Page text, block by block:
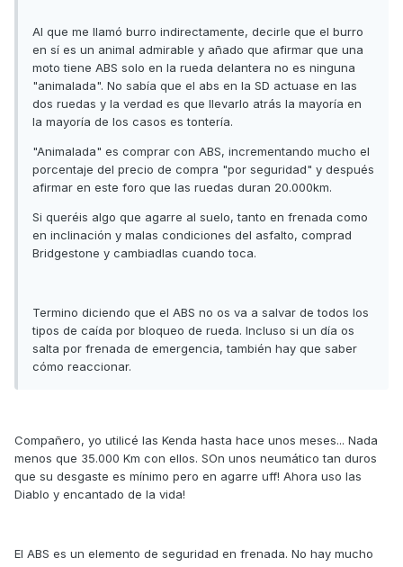
Al que me llamó burro indirectamente, decirle que el burro
en sí es un animal admirable y añado que afirmar que una
moto tiene ABS solo en la rueda delantera no es ninguna
"animalada". No sabía que el abs en la SD actuase en las
dos ruedas y la verdad es que llevarlo atrás la mayoría en
la mayoría de los casos es tontería.
"Animalada" es comprar con ABS, incrementando mucho el
porcentaje del precio de compra "por seguridad" y después
afirmar en este foro que las ruedas duran 20.000km.
Si queréis algo que agarre al suelo, tanto en frenada como
en inclinación y malas condiciones del asfalto, comprad
Bridgestone y cambiadlas cuando toca.
Termino diciendo que el ABS no os va a salvar de todos los
tipos de caída por bloqueo de rueda. Incluso si un día os
salta por frenada de emergencia, también hay que saber
cómo reaccionar.
Compañero, yo utilicé las Kenda hasta hace unos meses... Nada
menos que 35.000 Km con ellos. SOn unos neumático tan duros
que su desgaste es mínimo pero en agarre uff! Ahora uso las
Diablo y encantado de la vida!
El ABS es un elemento de seguridad en frenada. No hay mucho